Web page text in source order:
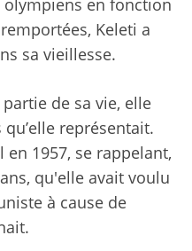
en fonction
Keleti a
sa vieillesse.
de sa vie, elle
qu’elle représentait.
en 1957, se rappelant,
qu'elle avait voulu
à cause de